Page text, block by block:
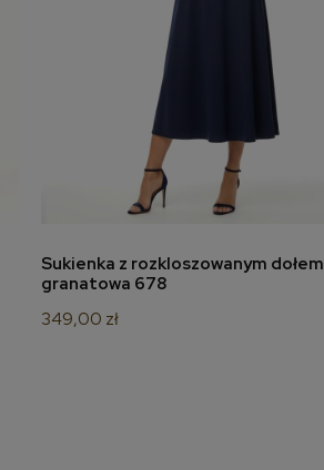
dodaj do koszyka
Sukienka z rozkloszowanym dołem
granatowa 678
349,00 zł